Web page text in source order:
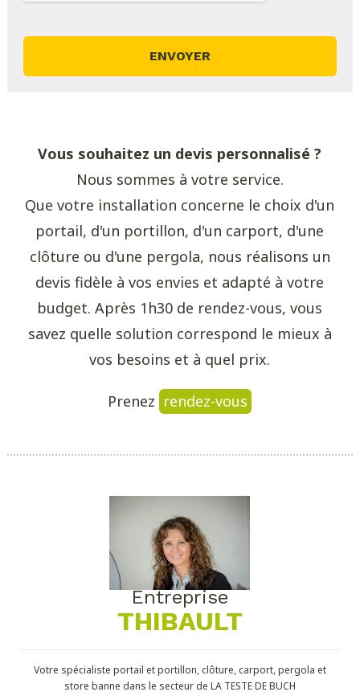
Vous souhaitez un devis personnalisé ?
Nous sommes à votre service.
Que votre installation concerne le choix d'un
portail, d'un portillon, d'un carport, d'une
clôture ou d'une pergola, nous réalisons un
devis fidèle à vos envies et adapté à votre
budget. Après 1h30 de rendez-vous, vous
savez quelle solution correspond le mieux à
vos besoins et à quel prix.
Prenez rendez-vous
Entreprise
THIBAULT
Votre spécialiste portail et portillon, clôture, carport, pergola et
store banne dans le secteur de LA TESTE DE BUCH